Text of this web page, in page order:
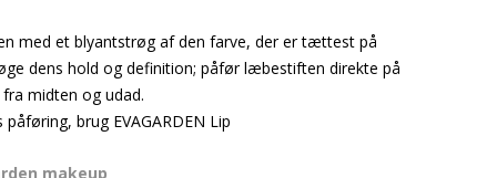
med et blyantstrøg af den farve, der er tættest på
dens hold og definition; påfør læbestiften direkte på
midten og udad.
brug EVAGARDEN Lip
makeup